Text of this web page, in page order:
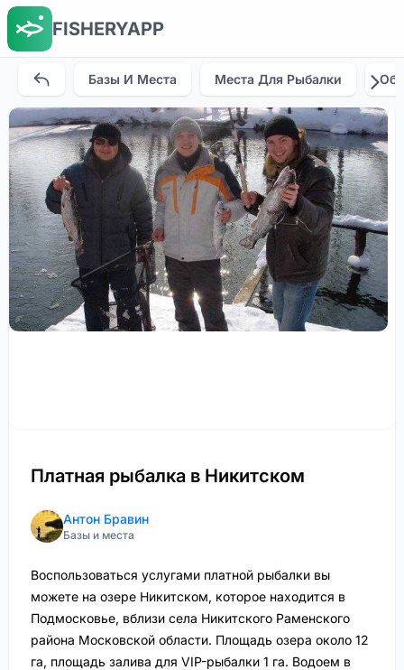
FISHERYAPP
Базы И Места Места Для Рыбалки
Платная рыбалка в Никитском
Антон Бравин
Базы и места
Воспользоваться услугами платной рыбалки вы
можете на озере Никитском, которое находится в
Подмосковье, вблизи села Никитского Раменского
района Московской области. Площадь озера около 12
га, площадь залива для VIP-рыбалки 1 га. Водоем в